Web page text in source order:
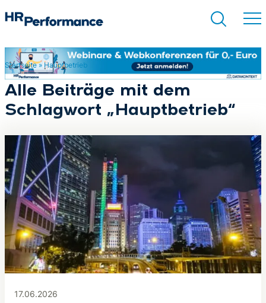
Suchen
Startseite» Hauptbetrieb
Alle Beiträge mit dem
Schlagwort „Hauptbetrieb“
17.06.2026